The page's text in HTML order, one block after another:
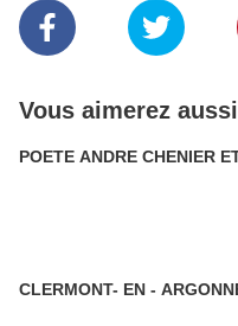
Vous aimerez aussi